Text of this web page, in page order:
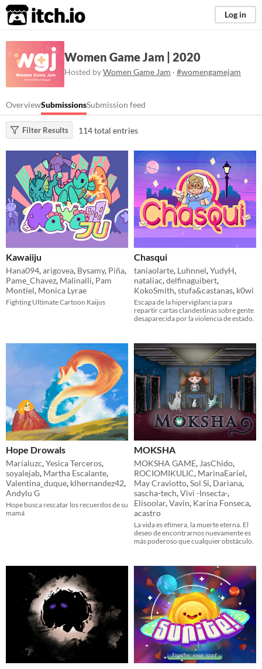
itch.io Log in
Women Game Jam | 2020
Hosted byWomen Game Jam · #womengamejam
OverviewSubmissionsSubmission feed
Filter Results 114 total entries
Kawaiiju
Hana094,arigovea, Bysamy, Piña,
Pame_Chavez, Malinalli, Pam
Montiel, Monica Lyrae
Fighting Ultimate Cartoon Kaijus
Chasqui
taniaolarte, Luhnnel,YudyH,
nataliac,delfinaguibert,
KokoSmith,stufa&castanas, k0wi
Escapa de la hipervigilancia para
repartir cartas clandestinas sobre gente
desaparecida por la violencia de estado.
Hope Drowals
Marialuzc,Yesica Terceros,
soyalejab, Martha Escalante,
Valentina_duque, klhernandez42,
Andylu G
Hope busca rescatar los recuerdos de su
mamá
MOKSHA
MOKSHA GAME, JasChido,
ROCIOMIKULIC, MarinaEariel,
May Craviotto,Sol Si, Dariana,
sascha-tech,Vivi -Insecta-,
Elisoolar,Vavin, Karina Fonseca,
acastro
La vida es efímera, la muerte eterna. El
deseo de encontrarnos nuevamente es
más poderoso que cualquier obstáculo.